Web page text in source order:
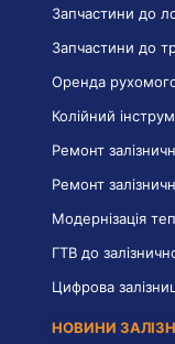
Запчастини до
Запчастини до
Оренда
Колійний
Ремонт
Ремонт
Модернізація
ГТВ до
Цифрова
НОВИНИ